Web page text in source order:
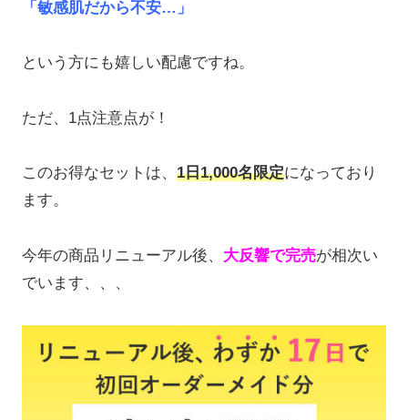
「敏感肌だから不安…」
という方にも嬉しい配慮ですね。
ただ、1点注意点が！
このお得なセットは、 1日1,000名限定になっており
ます。
今年の商品リニューアル後、 大反響で完売が相次い
でいます、、、